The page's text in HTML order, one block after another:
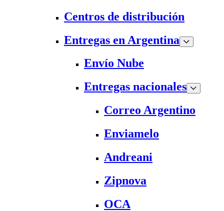
Centros de distribución
Entregas en Argentina
Envío Nube
Entregas nacionales
Correo Argentino
Enviamelo
Andreani
Zipnova
OCA